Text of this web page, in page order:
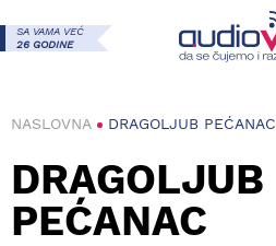
SA VAMA VEĆ
26 GODINE
NASLOVNA DRAGOLJUB PEĆANAC
DRAGOLJUB
PEĆANAC